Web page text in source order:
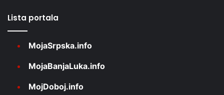
Lista portala
MojaSrpska.info
MojaBanjaLuka.info
MojDoboj.info